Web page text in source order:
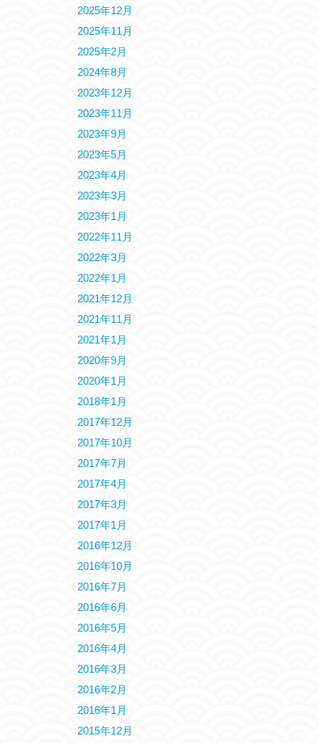
2025年12月
2025年11月
2025年2月
2024年8月
2023年12月
2023年11月
2023年9月
2023年5月
2023年4月
2023年3月
2023年1月
2022年11月
2022年3月
2022年1月
2021年12月
2021年11月
2021年1月
2020年9月
2020年1月
2018年1月
2017年12月
2017年10月
2017年7月
2017年4月
2017年3月
2017年1月
2016年12月
2016年10月
2016年7月
2016年6月
2016年5月
2016年4月
2016年3月
2016年2月
2016年1月
2015年12月